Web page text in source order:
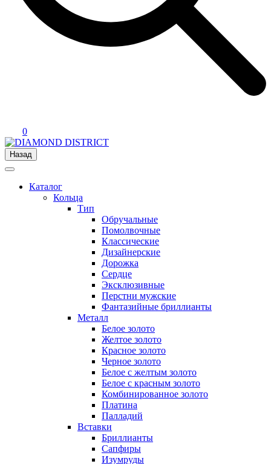
0
Назад
Каталог
Кольца
Тип
Обручальные
Помолвочные
Классические
Дизайнерские
Дорожка
Сердце
Эксклюзивные
Перстни мужские
Фантазийные бриллианты
Металл
Белое золото
Желтое золото
Красное золото
Черное золото
Белое с желтым золото
Белое с красным золото
Комбинированное золото
Платина
Палладий
Вставки
Бриллианты
Сапфиры
Изумруды